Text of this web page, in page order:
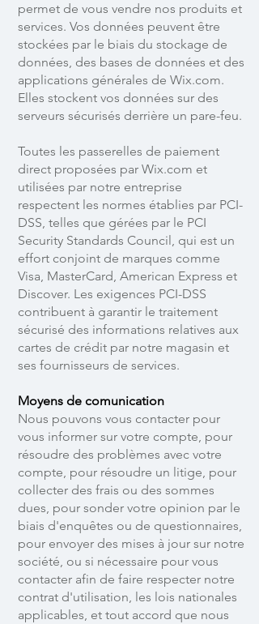
permet de vous vendre nos produits et
services. Vos données peuvent être
stockées par le biais du stockage de
données, des bases de données et des
applications générales de Wix.com.
Elles stockent vos données sur des
serveurs sécurisés derrière un pare-feu.
Toutes les passerelles de paiement
direct proposées par Wix.com et
utilisées par notre entreprise
respectent les normes établies par PCI-
DSS, telles que gérées par le PCI
Security Standards Council, qui est un
effort conjoint de marques comme
Visa, MasterCard, American Express et
Discover. Les exigences PCI-DSS
contribuent à garantir le traitement
sécurisé des informations relatives aux
cartes de crédit par notre magasin et
ses fournisseurs de services.
Moyens de comunication
Nous pouvons vous contacter pour
vous informer sur votre compte, pour
résoudre des problèmes avec votre
compte, pour résoudre un litige, pour
collecter des frais ou des sommes
dues, pour sonder votre opinion par le
biais d'enquêtes ou de questionnaires,
pour envoyer des mises à jour sur notre
société, ou si nécessaire pour vous
contacter afin de faire respecter notre
contrat d'utilisation, les lois nationales
applicables, et tout accord que nous